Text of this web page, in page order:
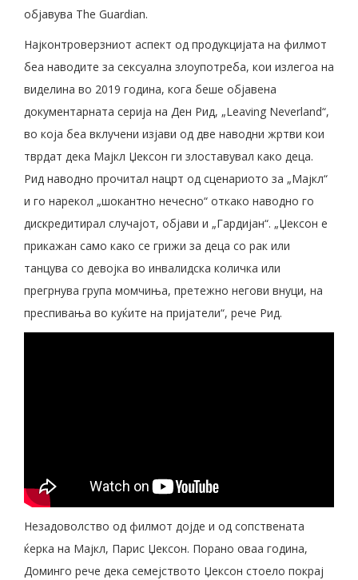
објавува The Guardian.
Најконтроверзниот аспект од продукцијата на филмот
беа наводите за сексуална злоупотреба, кои излегоа на
виделина во 2019 година, кога беше објавена
документарната серија на Ден Рид, „Leaving Neverland“,
во која беа вклучени изјави од две наводни жртви кои
тврдат дека Мајкл Џексон ги злоставувал како деца.
Рид наводно прочитал нацрт од сценариото за „Мајкл“
и го нарекол „шокантно нечесно“ откако наводно го
дискредитирал случајот, објави и „Гардијан“. „Џексон е
прикажан само како се грижи за деца со рак или
танцува со девојка во инвалидска количка или
прегрнува група момчиња, претежно негови внуци, на
преспивања во куќите на пријатели“, рече Рид.
Незадоволство од филмот дојде и од сопствената
ќерка на Мајкл, Парис Џексон. Порано оваа година,
Доминго рече дека семејството Џексон стоело покрај